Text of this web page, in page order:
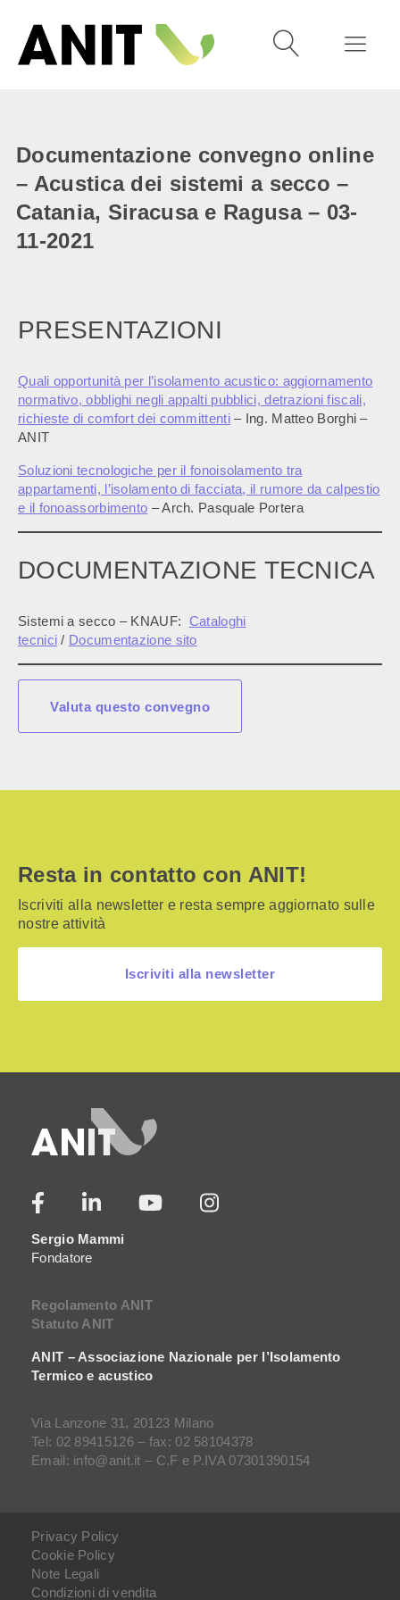
Documentazione convegno online
– Acustica dei sistemi a secco –
Catania, Siracusa e Ragusa – 03-
11-2021
PRESENTAZIONI
Quali opportunità per l’isolamento acustico: aggiornamento
normativo, obblighi negli appalti pubblici, detrazioni fiscali,
richieste di comfort dei committenti– Ing. Matteo Borghi –
ANIT
Soluzioni tecnologiche per il fonoisolamento tra
appartamenti, l’isolamento di facciata, il rumore da calpestio
e il fonoassorbimento – Arch. Pasquale Portera
DOCUMENTAZIONE TECNICA
Sistemi a secco – KNAUF: Cataloghi
tecnici / Documentazione sito
Valuta questo convegno
Resta in contatto con ANIT!
Iscriviti alla newsletter e resta sempre aggiornato sulle
nostre attività
Iscriviti alla newsletter
Sergio Mammi
Fondatore
Regolamento ANIT
Statuto ANIT
ANIT – Associazione Nazionale per l’Isolamento
Termico e acustico
Via Lanzone 31, 20123 Milano
Tel: 02 89415126 – fax: 02 58104378
Email: info@anit.it – C.F e P.IVA 07301390154
Privacy Policy
Cookie Policy
Note Legali
Condizioni di vendita